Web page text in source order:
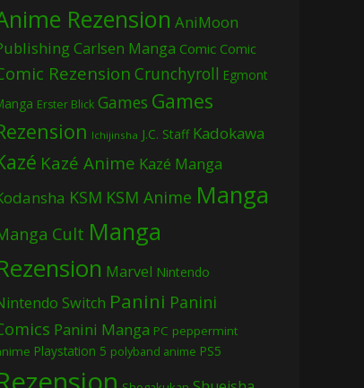
Rezension AniMoon
Carlsen Manga Comic Comic
Rezension Crunchyroll Egmont
Erster Blick Games Games
Ichijinsha J.C. Staff Kadokawa
Kazé Anime Kazé Manga
KSM KSM Anime Manga
Cult Manga
Marvel Nintendo
Switch Panini Panini
Panini Manga PC peppermint
Playstation 5 polyband anime PS5